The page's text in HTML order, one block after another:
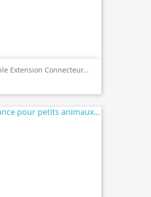
Extension Connecteur...